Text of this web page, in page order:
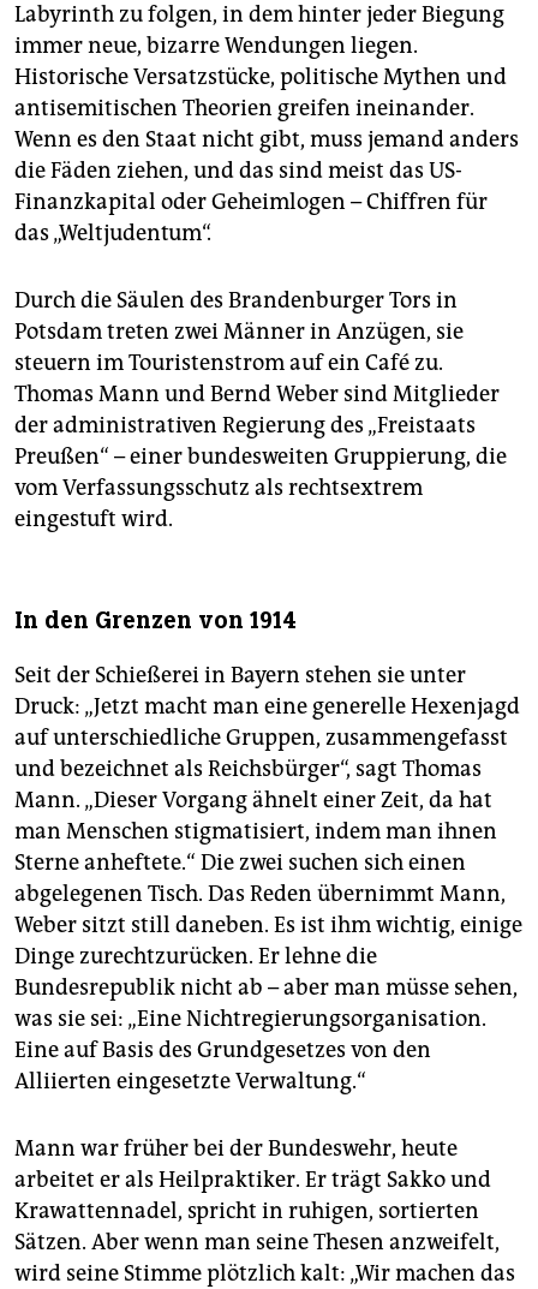
Labyrinth zu folgen, in dem hinter jeder Biegung
immer neue, bizarre Wendungen liegen.
Historische Versatzstücke, politische Mythen und
antisemitischen Theorien greifen ineinander.
Wenn es den Staat nicht gibt, muss jemand anders
die Fäden ziehen, und das sind meist das US-
Finanzkapital oder Geheimlogen – Chiffren für
das „Weltjudentum“.
Durch die Säulen des Brandenburger Tors in
Potsdam treten zwei Männer in Anzügen, sie
steuern im Touristenstrom auf ein Café zu.
Thomas Mann und Bernd Weber sind Mitglieder
der administrativen Regierung des „Freistaats
Preußen“ – einer bundesweiten Gruppierung, die
vom Verfassungsschutz als rechtsextrem
eingestuft wird.
In den Grenzen von 1914
Seit der Schießerei in Bayern stehen sie unter
Druck: „Jetzt macht man eine generelle Hexenjagd
auf unterschiedliche Gruppen, zusammengefasst
und bezeichnet als Reichsbürger“, sagt Thomas
Mann. „Dieser Vorgang ähnelt einer Zeit, da hat
man Menschen stigmatisiert, indem man ihnen
Sterne anheftete.“ Die zwei suchen sich einen
abgelegenen Tisch. Das Reden übernimmt Mann,
Weber sitzt still daneben. Es ist ihm wichtig, einige
Dinge zurechtzurücken. Er lehne die
Bundesrepublik nicht ab – aber man müsse sehen,
was sie sei: „Eine Nichtregierungsorganisation.
Eine auf Basis des Grundgesetzes von den
Alliierten eingesetzte Verwaltung.“
Mann war früher bei der Bundeswehr, heute
arbeitet er als Heilpraktiker. Er trägt Sakko und
Krawattennadel, spricht in ruhigen, sortierten
Sätzen. Aber wenn man seine Thesen anzweifelt,
wird seine Stimme plötzlich kalt: „Wir machen das